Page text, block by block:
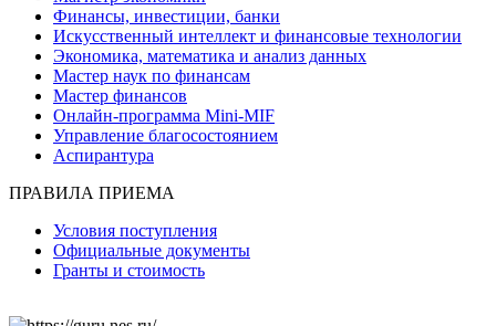
Финансы, инвестиции, банки
Искусственный интеллект и финансовые технологии
Экономика, математика и анализ данных
Мастер наук по финансам
Мастер финансов
Онлайн-программа Mini-MIF
Управление благосостоянием
Аспирантура
ПРАВИЛА ПРИЕМА
Условия поступления
Официальные документы
Гранты и стоимость